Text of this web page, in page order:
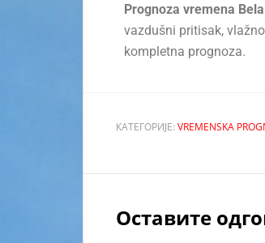
Prognoza vremena
vazdušni pritisak,
kompletna prognoza.
КАТЕГОРИЈЕ: VREMENSKA
Оставите